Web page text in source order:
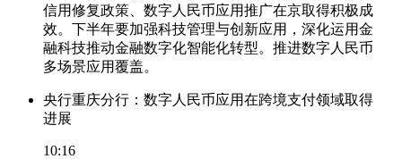
信用修复政策、数字人民币应用推广在京取得积极成
效。下半年要加强科技管理与创新应用，深化运用金
融科技推动金融数字化智能化转型。推进数字人民币
多场景应用覆盖。
央行重庆分行：数字人民币应用在跨境支付领域取得
进展
10:16